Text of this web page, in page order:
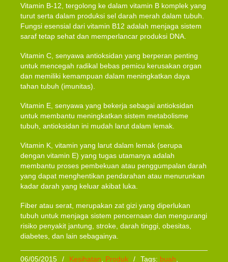
Vitamin B-12, tergolong ke dalam vitamin B komplek yang
turut serta dalam produksi sel darah merah dalam tubuh.
Fungsi esensial dari vitamin B12 adalah menjaga sistem
saraf tetap sehat dan memperlancar produksi DNA.
Vitamin C, senyawa antioksidan yang berperan penting
untuk mencegah radikal bebas pemicu kerusakan organ
dan memiliki kemampuan dalam meningkatkan daya
tahan tubuh (imunitas).
Vitamin E, senyawa yang bekerja sebagai antioksidan
untuk membantu meningkatkan sistem metabolisme
tubuh, antioksidan ini mudah larut dalam lemak.
Vitamin K, vitamin yang larut dalam lemak (serupa
dengan vitamin E) yang tugas utamanya adalah
membantu proses pembekuan atau penggumpalan darah
yang dapat menghentikan pendarahan atau menurunkan
kadar darah yang keluar akibat luka.
Fiber atau serat, merupakan zat gizi yang diperlukan
tubuh untuk menjaga sistem pencernaan dan mengurangi
risiko penyakit jantung, stroke, darah tinggi, obesitas,
diabetes, dan lain sebagainya.
06/05/2015 / Kesihatan Produk / Tags: buah